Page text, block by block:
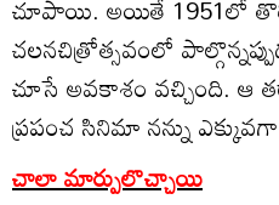
చలనచిత్రోత్సవంలో
చూసే అవకాశం వచ్చింది. ఆ
ప్రపంచ సినిమా నన్ను
చాలా మార్పులొచ్చాయి